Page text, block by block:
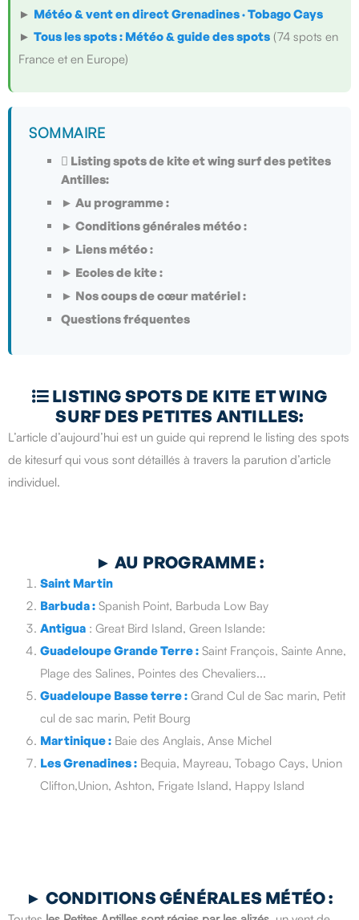
► Météo & vent en direct Grenadines · Tobago Cays
► Tous les spots : Météo & guide des spots (74 spots en
France et en Europe)
SOMMAIRE
 Listing spots de kite et wing surf des petites
Antilles:
► Au programme :
► Conditions générales météo :
► Liens météo :
► Ecoles de kite :
► Nos coups de cœur matériel :
Questions fréquentes
 LISTING SPOTS DE KITE ET WING
SURF DES PETITES ANTILLES:
L’article d’aujourd’hui est un guide qui reprend le listing des spots
de kitesurf qui vous sont détaillés à travers la parution d’article
individuel.
►AU PROGRAMME :
Saint Martin
Barbuda: Spanish Point, Barbuda Low Bay
Antigua : Great Bird Island, Green Islande:
Guadeloupe Grande Terre: Saint François, Sainte Anne,
Plage des Salines, Pointes des Chevaliers...
Guadeloupe Basse terre: Grand Cul de Sac marin, Petit
cul de sac marin, Petit Bourg
Martinique: Baie des Anglais, Anse Michel
Les Grenadines: Bequia, Mayreau, Tobago Cays, Union
Clifton,Union, Ashton, Frigate Island, Happy Island
► CONDITIONS GÉNÉRALES MÉTÉO :